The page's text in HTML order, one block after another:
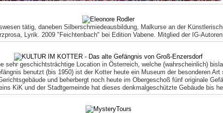
tätig, daneben Silberschmiedeausbildung, Malkurse an der
Lyrik. 2009 "Feichtenbach" bei Edition Vabene. Mitglied der IG-
sehr geschichtsträchtige Location in Österreich, welche (wahrscheinlich)
benutzt (bis 1950) ist der Kotter heute ein Museum der besonderen
und beherbergt noch heute im Obergeschoß fünf originale
KiK und der Stadtgemeinde hat dieses denkmalgeschützte Gebäude bis